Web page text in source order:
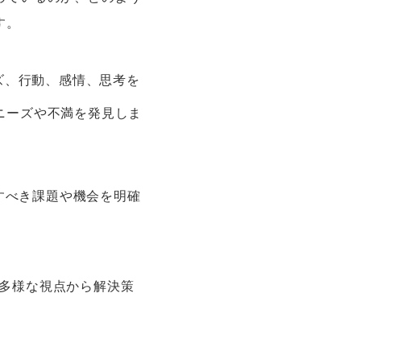
行動、感情、思考を
ズや不満を発見しま
き課題や機会を明確
様な視点から解決策